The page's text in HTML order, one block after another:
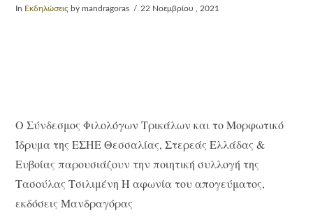
In Εκδηλώσεις by mandragoras 22 Νοεμβρίου , 2021
Ο Σύνδεσμος Φιλολόγων Τρικάλων και το Μορφωτικό
Ίδρυμα της ΕΣΗΕ Θεσσαλίας, Στερεάς Ελλάδας &
Ευβοίας παρουσιάζουν την ποιητική συλλογή της
Τασούλας Τσιλιμένη Η αφωνία του απογεύματος,
εκδόσεις Μανδραγόρας